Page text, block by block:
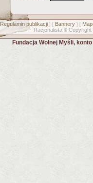
Regulamin publikacji] [ Bannery] [
Racjonalista © Copyright
Fundacja Wolnej Myśli,